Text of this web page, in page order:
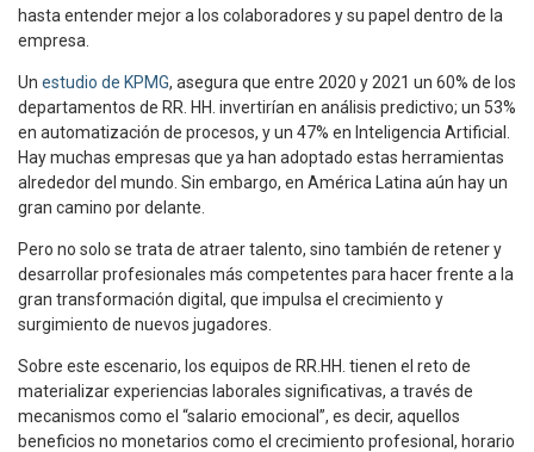
hasta entender mejor a los colaboradores y su papel dentro de la
empresa.
Un estudio de KPMG, asegura que entre 2020 y 2021 un 60% de los
departamentos de RR. HH. invertirían en análisis predictivo; un 53%
en automatización de procesos, y un 47% en Inteligencia Artificial.
Hay muchas empresas que ya han adoptado estas herramientas
alrededor del mundo. Sin embargo, en América Latina aún hay un
gran camino por delante.
Pero no solo se trata de atraer talento, sino también de retener y
desarrollar profesionales más competentes para hacer frente a la
gran transformación digital, que impulsa el crecimiento y
surgimiento de nuevos jugadores.
Sobre este escenario, los equipos de RR.HH. tienen el reto de
materializar experiencias laborales significativas, a través de
mecanismos como el “salario emocional”, es decir, aquellos
beneficios no monetarios como el crecimiento profesional, horario